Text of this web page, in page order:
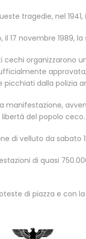
tragedie, nel
il 17 novembre 1989,
cechi
dalla polizia
manifestazione,
del popolo ceco.
di velluto da
di quasi
di piazza e con